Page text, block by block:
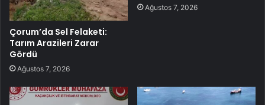
Çorum’da Sel Felaketi:
Tarım Arazileri Zarar
Gördü
Ağustos 7, 2026
Ağustos 7, 2026